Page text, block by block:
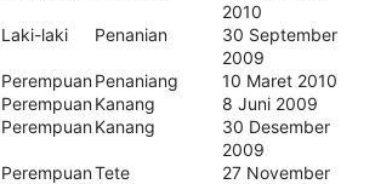
2010
Laki-laki Penanian
30 September
2009
PerempuanPenaniang
10 Maret 2010
PerempuanKanang
8 Juni 2009
PerempuanKanang
30 Desember
2009
PerempuanTete
27 November